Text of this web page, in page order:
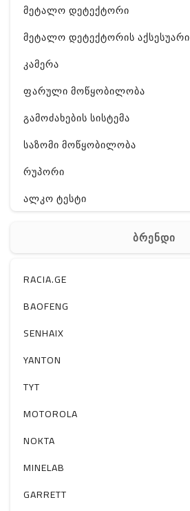
მეტალო დეტექტორი
მეტალო დეტექტორის აქსესუარი
კამერა
ფარული მოწყობილობა
გამოძახების სისტემა
საზომი მოწყობილობა
რუპორი
ალკო ტესტი
ელ. მოწყობილობები
მაგნიტი
სხვა
ბრენდი
RACIA.GE
BAOFENG
SENHAIX
YANTON
TYT
MOTOROLA
NOKTA
MINELAB
GARRETT